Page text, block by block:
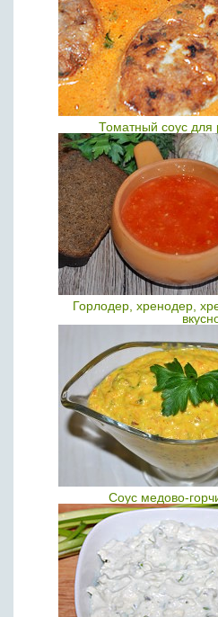
Томатный соус для
Горлодер, хренодер,
Соус медово-